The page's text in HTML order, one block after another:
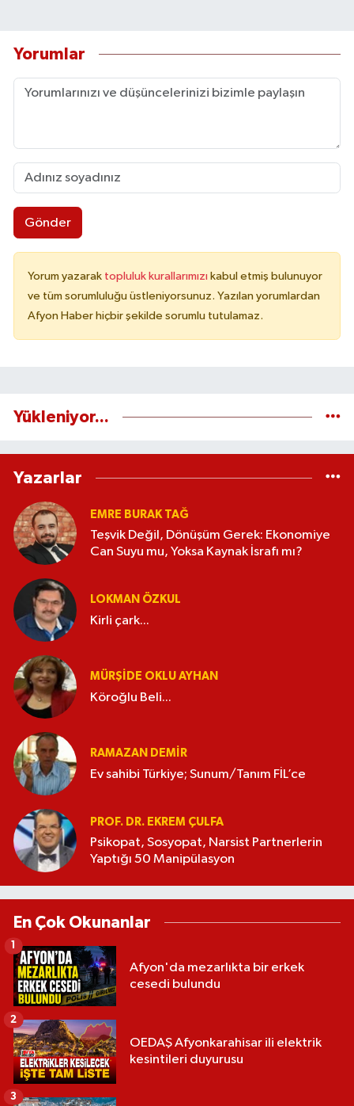
Yorumlar
Gönder
Yorum yazarak topluluk kurallarımızı kabul etmiş bulunuyor
ve tüm sorumluluğu üstleniyorsunuz. Yazılan yorumlardan
Afyon Haber hiçbir şekilde sorumlu tutulamaz.
Yükleniyor...
Yazarlar
EMRE BURAK TAĞ
Teşvik Değil, Dönüşüm Gerek: Ekonomiye
Can Suyu mu, Yoksa Kaynak İsrafı mı?
LOKMAN ÖZKUL
Kirli çark...
MÜRŞIDE OKLU AYHAN
Köroğlu Beli...
RAMAZAN DEMİR
Ev sahibi Türkiye; Sunum/Tanım FİL’ce
PROF. DR. EKREM ÇULFA
Psikopat, Sosyopat, Narsist Partnerlerin
Yaptığı 50 Manipülasyon
En Çok Okunanlar
Afyon'da mezarlıkta bir erkek
cesedi bulundu
1
OEDAŞ Afyonkarahisar ili elektrik
kesintileri duyurusu
2
3